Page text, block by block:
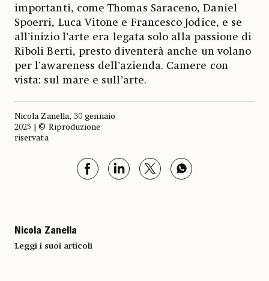
importanti, come Thomas Saraceno, Daniel
Spoerri, Luca Vitone e Francesco Jodice, e se
all’inizio l’arte era legata solo alla passione di
Riboli Berti, presto diventerà anche un volano
per l’awareness dell’azienda. Camere con
vista: sul mare e sull’arte.
Nicola Zanella, 30 gennaio
2025 | © Riproduzione
riservata
Nicola Zanella
Leggi i suoi articoli